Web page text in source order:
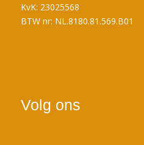
KvK: 23025568
BTW nr: NL.8180.81.569.B01
Volg ons